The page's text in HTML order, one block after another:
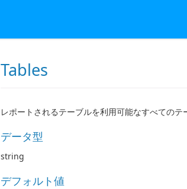
Tables
レポートされるテーブルを利用可能なすべての
データ型
string
デフォルト値